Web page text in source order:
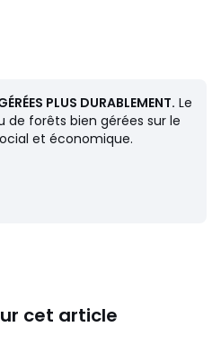
Il sera livré chez vous, sur
les ouvertures (portes,
PLUS DURABLEMENT. Le
de forêts bien gérées sur le
et économique.
cet article